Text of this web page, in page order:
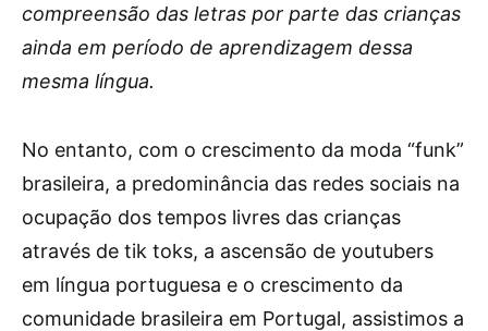
compreensão das letras por parte das crianças
ainda em período de aprendizagem dessa
mesma língua.
No entanto, com o crescimento da moda “funk”
brasileira, a predominância das redes sociais na
ocupação dos tempos livres das crianças
através de tik toks, a ascensão de youtubers
em língua portuguesa e o crescimento da
comunidade brasileira em Portugal, assistimos a